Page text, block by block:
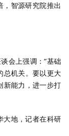
智源研究院推出
会上强调：“基础
总机关。要以更大
新能力，进一步打
大地，记者在科研